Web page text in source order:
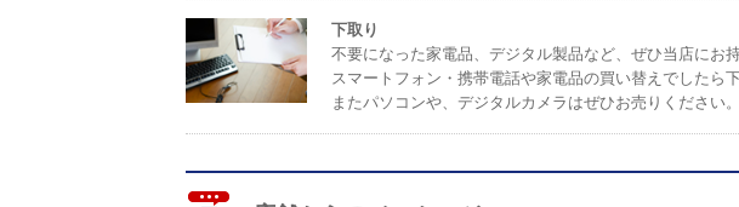
下取り
不要になった家電品、デジタル製品など、ぜひ当店にお持
スマートフォン・携帯電話や家電品の買い替えでしたら
またパソコンや、デジタルカメラはぜひお売りください